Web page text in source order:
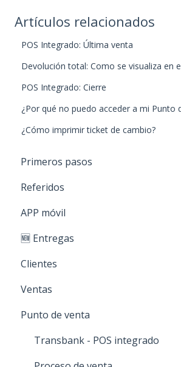
Artículos relacionados
POS Integrado: Última venta
Devolución total: Como se visualiza en
POS Integrado: Cierre
¿Por qué no puedo acceder a mi Punto
¿Cómo imprimir ticket de cambio?
Primeros pasos
Paso 1: Nuevos productos
Paso 2: Carga de stock
Paso 3: Crear clientes
Paso 4: Realizar ventas
Personaliza tu cuenta
Referidos
APP móvil
Primeros Pasos
🆕 Entregas
Clientes
Creación y edición
Acciones sobre mis clientes
Ventas
Cotización
Órdenes de trabajo
Punto de venta
Transbank - POS integrado